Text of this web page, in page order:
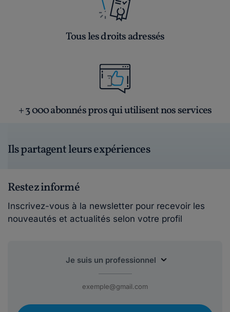
Tous les droits adressés
+ 3 000 abonnés pros qui utilisent nos services
Ils partagent leurs expériences
Restez informé
Inscrivez-vous à la newsletter pour recevoir les
nouveautés et actualités selon votre profil